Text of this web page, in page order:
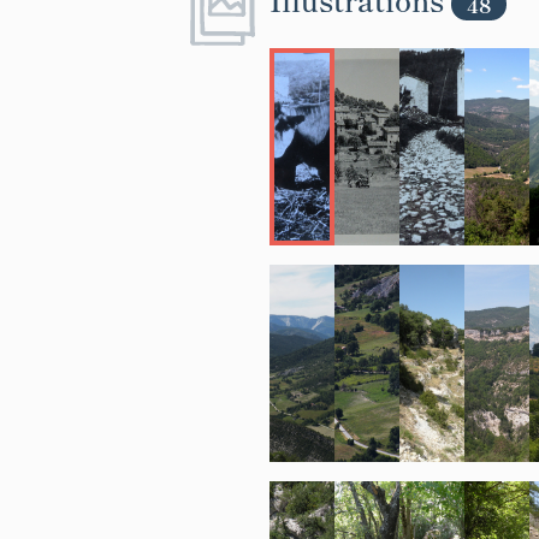
fragments
des
nombreux
lacets de la
Toundoulet
moulin de
de fabrique
qu'un
Le nom de
texte vers
Le
mentionne
de
filles Foi et
Cassien
castrum